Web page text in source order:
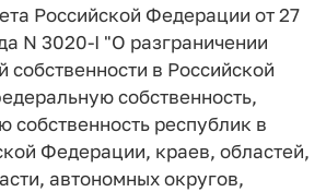
Российской Федерации от 27
N 3020-I "О разграничении
собственности в Российской
собственность,
собственность республик в
Федерации, краев, областей,
автономных округов,